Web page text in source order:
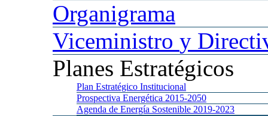
Organigrama
Viceministro y
Planes Estratégicos
Plan Estratégico Institucional
Prospectiva Energética 2015-2050
Agenda de Energía Sostenible 2019-2023